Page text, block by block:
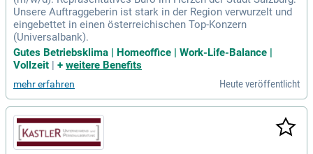
Unsere Auftraggeberin ist stark in der Region verwurzelt und
eingebettet in einen österreichischen Top-Konzern
(Universalbank).
Gutes Betriebsklima | Homeoffice | Work-Life-Balance |
Vollzeit | + weitere Benefits
mehr erfahren Heute veröffentlicht